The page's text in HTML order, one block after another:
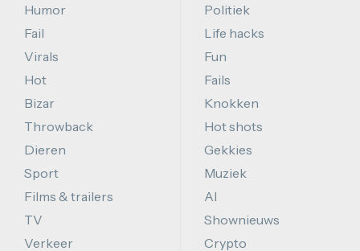
Humor
Fail
Virals
Hot
Bizar
Throwback
Dieren
Sport
Films & trailers
TV
Verkeer
Politiek
Life hacks
Fun
Fails
Knokken
Hot shots
Gekkies
Muziek
AI
Shownieuws
Crypto